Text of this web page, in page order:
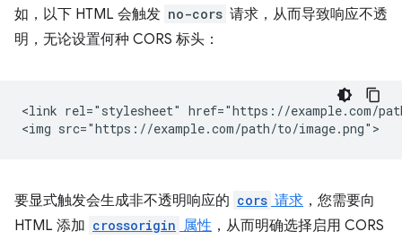
如，以下 HTML 会触发 no-cors 请求，从而导致响应不透
明，无论设置何种 CORS 标头：
<link rel="stylesheet" href="https://example.com/
要显式触发会生成非不透明响应的 cors 请求 ，您需要向
HTML 添加 crossorigin 属性 ，从而明确选择启用 CORS